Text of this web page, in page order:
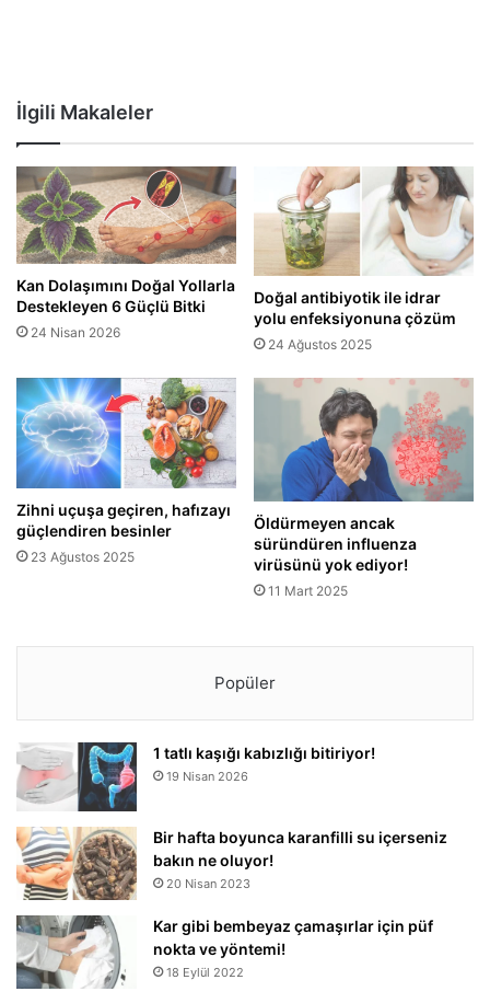
İlgili Makaleler
Kan Dolaşımını Doğal Yollarla
Destekleyen 6 Güçlü Bitki
24 Nisan 2026
Doğal antibiyotik ile idrar
yolu enfeksiyonuna çözüm
24 Ağustos 2025
Zihni uçuşa geçiren, hafızayı
güçlendiren besinler
23 Ağustos 2025
Öldürmeyen ancak
süründüren influenza
virüsünü yok ediyor!
11 Mart 2025
Popüler
1 tatlı kaşığı kabızlığı bitiriyor!
19 Nisan 2026
Bir hafta boyunca karanfilli su içerseniz
bakın ne oluyor!
20 Nisan 2023
Kar gibi bembeyaz çamaşırlar için püf
nokta ve yöntemi!
18 Eylül 2022